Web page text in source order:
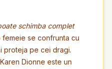
schimba complet
femeie se confrunta cu
proteja pe cei dragi.
Dionne este un